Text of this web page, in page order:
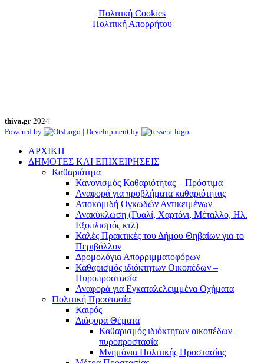
Πολιτική Cookies
Πολιτική Απορρήτου
thiva.gr 2024
Powered by
| Development by
ΑΡΧΙΚΗ
ΔΗΜΟΤΕΣ ΚΑΙ ΕΠΙΧΕΙΡΗΣΕΙΣ
Καθαριότητα
Κανονισμός Καθαριότητας – Πρόστιμα
Αναφορά για προβλήματα καθαριότητας
Αποκομιδή Ογκωδών Αντικειμένων
Ανακύκλωση (Γυαλί, Χαρτόνι, Μέταλλο, Ηλ.
Εξοπλισμός κτλ)
Καλές Πρακτικές του Δήμου Θηβαίων για το
Περιβάλλον
Δρομολόγια Απορριμματοφόρων
Καθαρισμός ιδιόκτητων Οικοπέδων –
Πυροπροστασία
Αναφορά για Εγκαταλελειμμένα Οχήματα
Πολιτική Προστασία
Καιρός
Διάφορα Θέματα
Καθαρισμός ιδιόκτητων οικοπέδων –
πυροπροστασία
Μνημόνια Πολιτικής Προστασίας